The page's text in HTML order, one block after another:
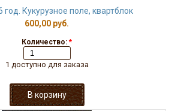
Кукурузное поле, квартблок
600,00 руб.
Количество: *
1 доступно для заказа